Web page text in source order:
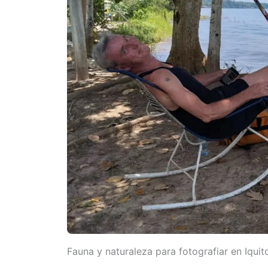
Fauna y naturaleza para fotografiar en